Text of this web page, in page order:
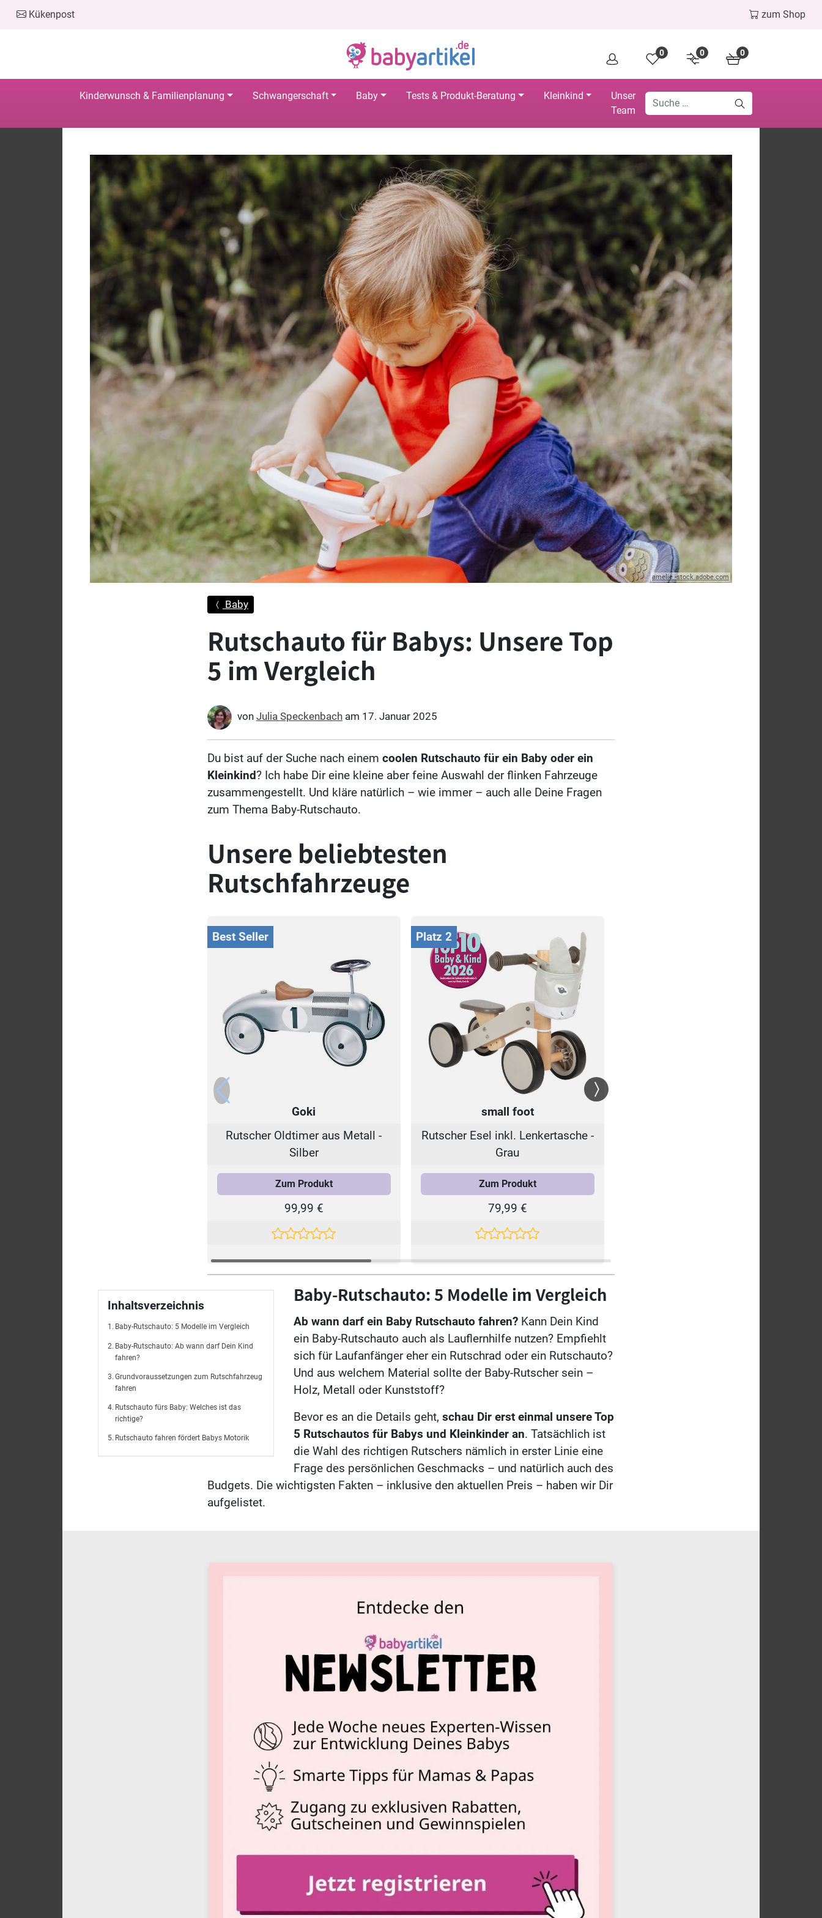
Kükenpost zum Shop
0
0
0
Kinderwunsch & Familienplanung Schwangerschaft Baby Tests & Produkt-Beratung Kleinkind
Unser
Team
amelie -stock.adobe.com
Baby
Rutschauto für Babys: Unsere Top
5 im Vergleich
von Julia Speckenbacham 17. Januar 2025
Du bist auf der Suche nach einem coolen Rutschauto für ein Baby oder ein
Kleinkind? Ich habe Dir eine kleine aber feine Auswahl der flinken Fahrzeuge
zusammengestellt. Und kläre natürlich – wie immer – auch alle Deine Fragen
zum Thema Baby-Rutschauto.
Unsere beliebtesten
Rutschfahrzeuge
Best Seller
Goki
Rutscher Oldtimer aus Metall -
Silber
Zum Produkt
99,99 €
Platz 2
small foot
Rutscher Esel inkl. Lenkertasche -
Grau
Zum Produkt
79,99 €
Inhaltsverzeichnis
Baby-Rutschauto: 5 Modelle im Vergleich
Baby-Rutschauto: Ab wann darf Dein Kind
fahren?
Grundvoraussetzungen zum Rutschfahrzeug
fahren
Rutschauto fürs Baby: Welches ist das
richtige?
Rutschauto fahren fördert Babys Motorik
Baby-Rutschauto: 5 Modelle im Vergleich
Ab wann darf ein Baby Rutschauto fahren?Kann Dein Kind
ein Baby-Rutschauto auch als Lauflernhilfe nutzen? Empfiehlt
sich für Laufanfänger eher ein Rutschrad oder ein Rutschauto?
Und aus welchem Material sollte der Baby-Rutscher sein –
Holz, Metall oder Kunststoff?
Bevor es an die Details geht, schau Dir erst einmal unsere Top
5 Rutschautos für Babys und Kleinkinder an. Tatsächlich ist
die Wahl des richtigen Rutschers nämlich in erster Linie eine
Frage des persönlichen Geschmacks – und natürlich auch des
Budgets. Die wichtigsten Fakten – inklusive den aktuellen Preis – haben wir Dir
aufgelistet.